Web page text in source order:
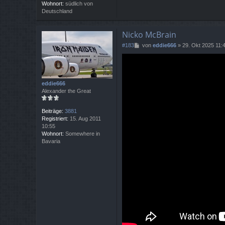
Wohnort: südlich von
Deutschland
eddie666
Alexander the Great
Beiträge: 3881
Registriert: 15. Aug 2011
10:55
Wohnort: Somewhere in
Bavaria
Nicko McBrain
#183
Bvon eddie666» 29. Okt 2025